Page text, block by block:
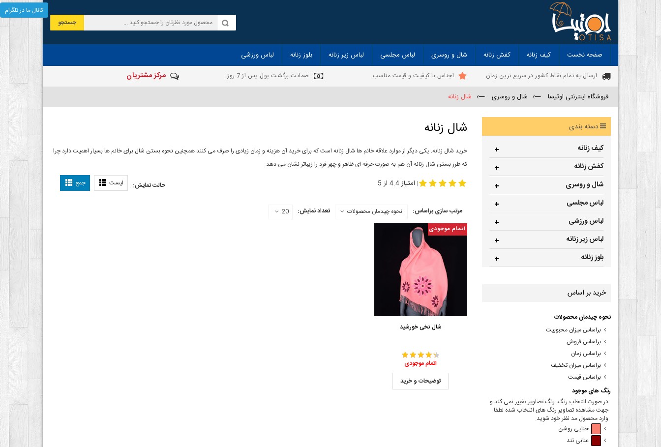
جستجو
صفحه نخست کیف زنانه کفش زنانه شال و روسری لباس مجلسی لباس زیر زنانه بلوز زنانه لباس ورزشی
ارسال به تمام نقاط کشور در سریع ترین زمان اجناس با کیفیت و قیمت مناسب ضمانت برگشت پول پس از 7 روز مرکز مشتریان
فروشگاه اینترنتی اوتیسا —› شال و روسری —› شال زنانه
شال زنانه
خرید شال زنانه. یکی دیگر از موارد علاقه خانم ها شال زنانه است که برای خرید آن هزینه و زمان زیادی را صرف می کنند همچنین نحوه بستن شال برای خانم ها بسیار اهمیت دارد چرا
که طرز بستن شال زنانه آن هم به صورت حرفه ای ظاهر و چهر فرد را زیباتر نشان می دهد.
حالت نمایش: لیست جمع | امتیاز 4.4 از 5
مرتب سازی براساس: نحوه چیدمان محصولات تعداد نمایش: 20
اتمام موجودی
شال نخی خورشید
اتمام موجودی
توضیحات و خرید
دسته بندی
کیف زنانه
کفش زنانه
شال و روسری
لباس مجلسی
لباس ورزشی
لباس زیر زنانه
بلوز زنانه
خرید بر اساس
نحوه چیدمان محصولات
براساس میزان محبوبیت
براساس فروش
براساس زمان
براساس میزان تخفیف
براساس قیمت
رنگ های موجود
در صورت انتخاب رنگ، رنگ تصاویر تغییر نمی کند و
جهت مشاهده تصاویر رنگ های انتخاب شده لطفا
وارد محصول مد نظر خود شوید.
حنایی روشن
عنابی تند
کانال ما در تلگرام